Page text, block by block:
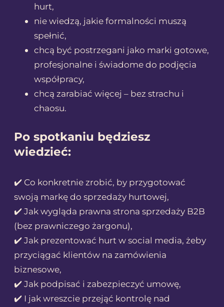
hurt,
nie wiedzą, jakie formalności muszą
spełnić,
chcą być postrzegani jako marki gotowe,
profesjonalne i świadome do podjęcia
współpracy,
chcą zarabiać więcej – bez strachu i
chaosu.
Po spotkaniu będziesz
wiedzieć:
✔️ Co konkretnie zrobić, by przygotować
swoją markę do sprzedaży hurtowej,
✔️ Jak wygląda prawna strona sprzedaży B2B
(bez prawniczego żargonu),
✔️ Jak prezentować hurt w social media, żeby
przyciągać klientów na zamówienia
biznesowe,
✔️ Jak podpisać i zabezpieczyć umowę,
✔️ I jak wreszcie przejąć kontrolę nad